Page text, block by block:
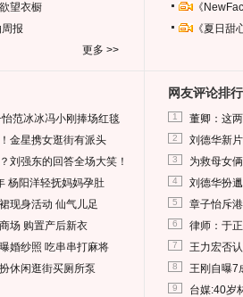
望衣橱
报
更多 >>
《
《夏日
怡范冰冰冯小刚捧场红毯
金星携女逛街有派头
刘强东的回答全场大笑！
杨阳洋轻抚妈妈孕肚
现身活动 仙气儿足
场 购置产后新衣
婚纱照 吃串串打麻将
休闲逛街买厕所泵
网友评论排行
1 董卿：这
2 刘德华新
3 为救母女
4 刘德华扮
5 章子怡斥
6 律师：于
7 王力宏否
8 王刚自曝7
9 台媒:40岁